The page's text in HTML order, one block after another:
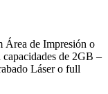
Área de Impresión o
de 2GB –
Láser o full